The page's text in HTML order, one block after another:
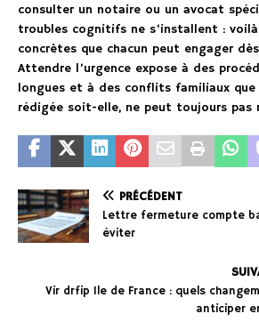
consulter un notaire ou un avocat
troubles cognitifs ne s’installent :
concrètes que chacun peut engager
Attendre l’urgence expose à des
longues et à des conflits familiaux que
rédigée soit-elle, ne peut toujours pas
PRÉCÉDENT
Lettre fermeture compte
éviter
Vir drfip Ile de France : quels
anticiper